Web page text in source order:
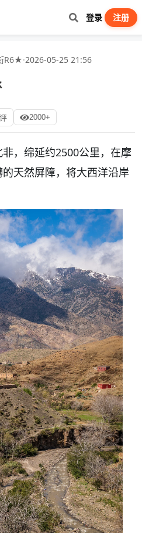
登录 注册
R6★·2026-05-25 21:56
2000+
，绵延约2500公里，在摩
天然屏障，将大西洋沿岸